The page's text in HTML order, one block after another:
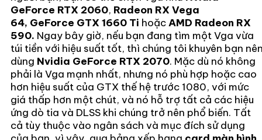
GeForce RTX 2060, Radeon RX Vega
64, GeForce GTX 1660 Ti hoặcAMD Radeon RX
590. Ngay bây giờ, nếu bạn đang tìm một Vga vừa
túi tiền với hiệu suất tốt, thì chúng tôi khuyên bạn
dùng Nvidia GeForce RTX 2070. Mặc dù nó không
phải là Vga mạnh nhất, nhưng nó phù hợp hoặc cao
hơn hiệu suất của GTX thế hệ trước 1080, với mức
giá thấp hơn một chút, và nó hỗ trợ tất cả các hiệu
ứng dò tia và DLSS khi chúng trở nên phổ biến. Tất
cả tùy thuộc vào ngân sách và mục đích sử dụng